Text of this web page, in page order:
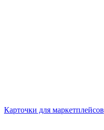
Карточки для маркетплейсов